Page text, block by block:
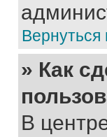
Вернуться
» Как
В